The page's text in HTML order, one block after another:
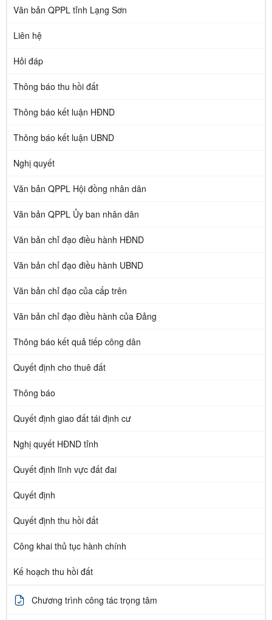
Văn bản QPPL tỉnh Lạng Sơn
Liên hệ
Hỏi đáp
Thông báo thu hồi đất
Thông báo kết luận HĐND
Thông báo kết luận UBND
Nghị quyết
Văn bản QPPL Hội đồng nhân dân
Văn bản QPPL Ủy ban nhân dân
Văn bản chỉ đạo điều hành HĐND
Văn bản chỉ đạo điều hành UBND
Văn bản chỉ đạo của cấp trên
Văn bản chỉ đạo điều hành của Đảng
Thông báo kết quả tiếp công dân
Quyết định cho thuê đất
Thông báo
Quyết định giao đất tái định cư
Nghị quyết HĐND tỉnh
Quyết định lĩnh vực đất đai
Quyết định
Quyết định thu hồi đất
Công khai thủ tục hành chính
Kế hoạch thu hồi đất
Chương trình công tác trọng tâm